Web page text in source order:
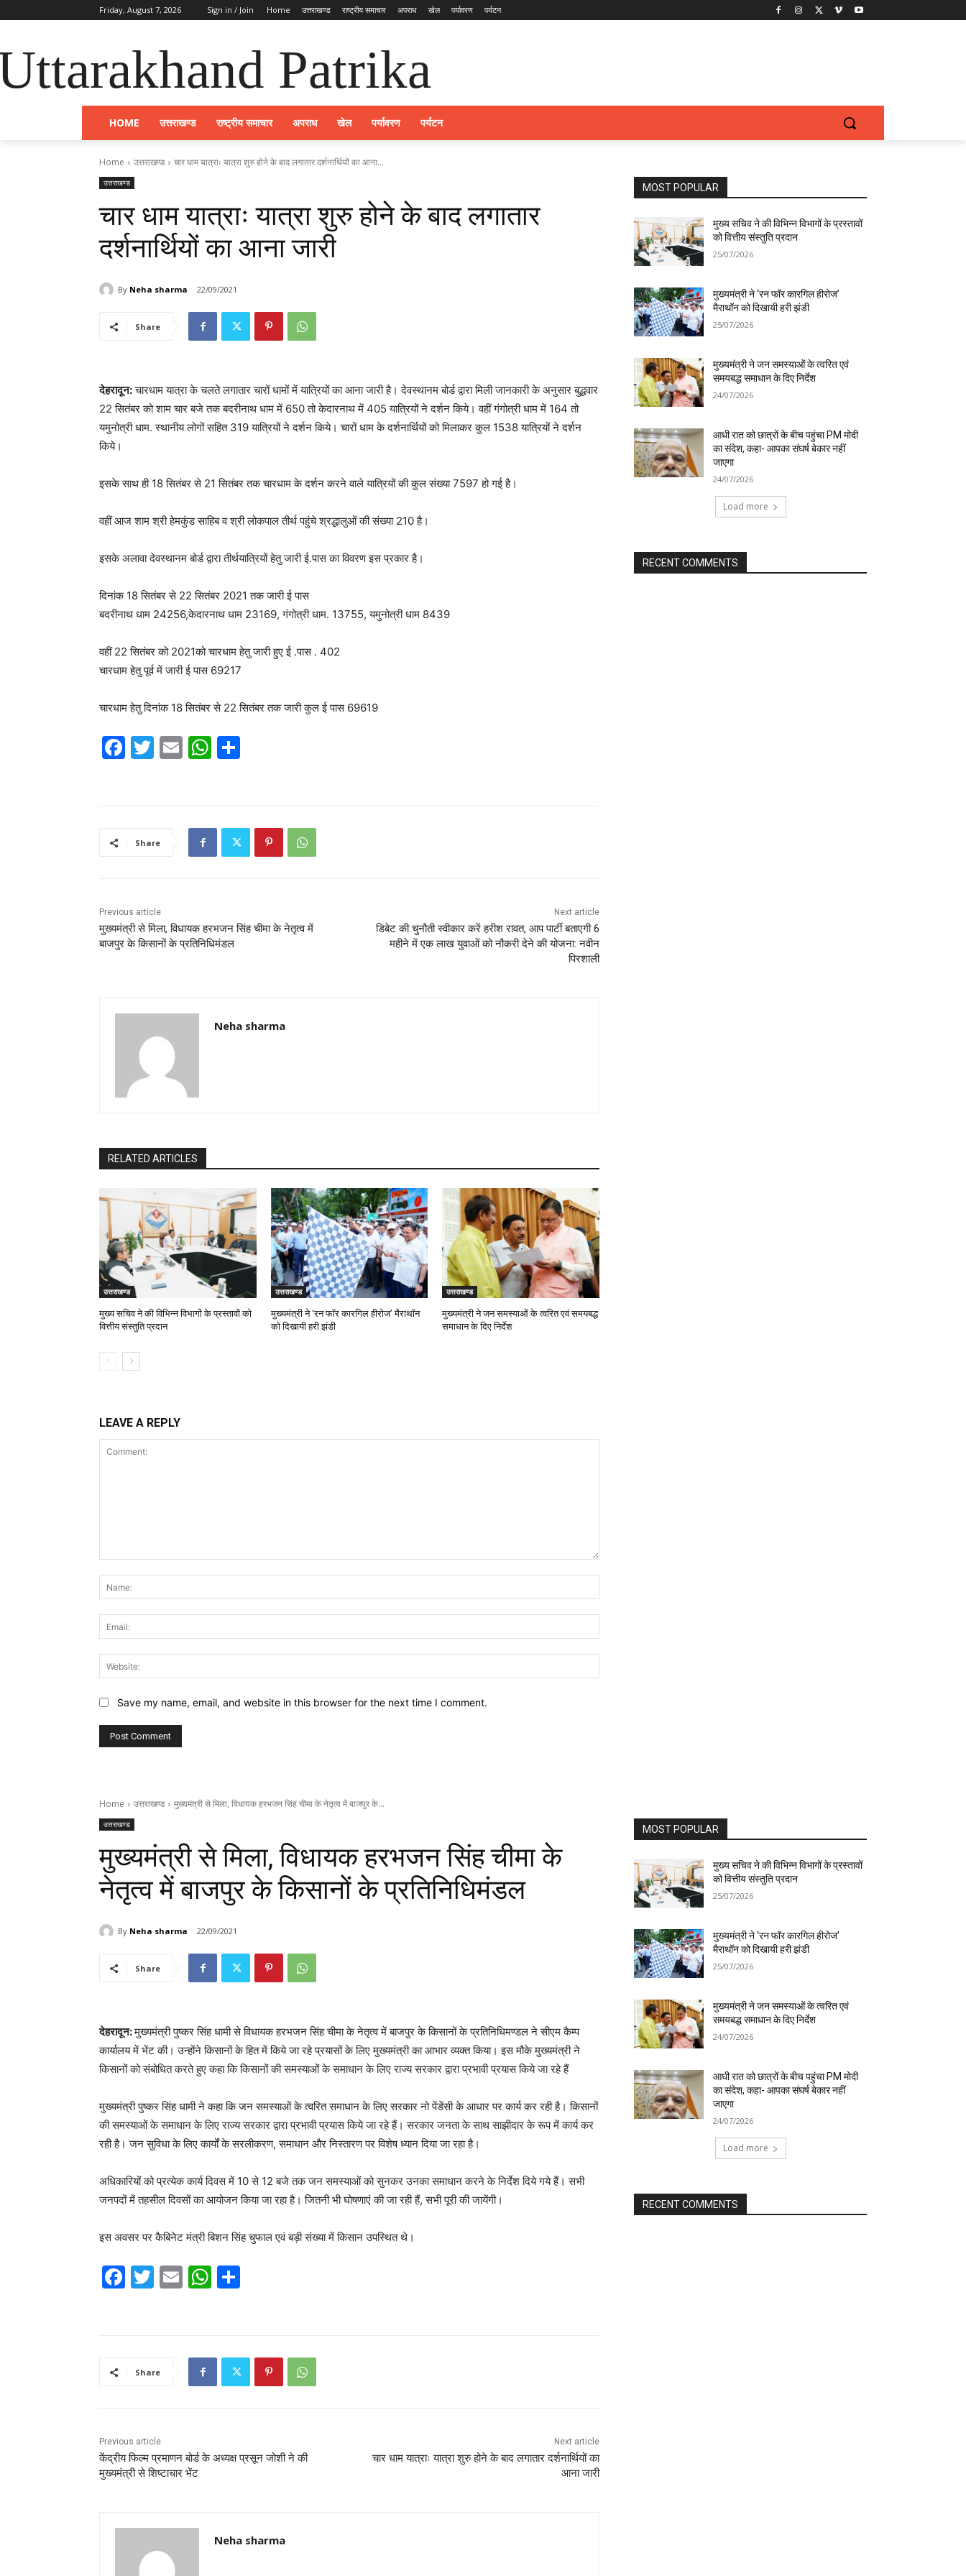
Friday, August 7, 2026 Sign in / Join Home उत्तराखण्ड राष्ट्रीय समाचार अपराध खेल पर्यावरण पर्यटन
Patrika
HOME उत्तराखण्ड राष्ट्रीय समाचार अपराध खेल पर्यावरण पर्यटन
Home उत्तराखण्ड चार धाम यात्राः यात्रा शुरु होने के बाद लगातार दर्शनार्थियों का आना...
उत्तराखण्ड
चार धाम यात्राः यात्रा शुरु होने के बाद लगातार
दर्शनार्थियों का आना जारी
By Neha sharma 22/09/2021
Share
देहरादून:चारधाम यात्रा के चलते लगातार चारों धामों में यात्रियों का आना जारी है। देवस्थानम बोर्ड द्वारा मिली जानकारी के अनुसार बुद्धवार
22 सितंबर को शाम चार बजे तक बदरीनाथ धाम में 650 तो केदारनाथ में 405 यात्रियों ने दर्शन किये। वहीं गंगोत्री धाम में 164 तो
यमुनोत्री धाम. स्थानीय लोगों सहित 319 यात्रियों ने दर्शन किये। चारों धाम के दर्शनार्थियों को मिलाकर कुल 1538 यात्रियों ने दर्शन
किये।
इसके साथ ही 18 सितंबर से 21 सितंबर तक चारधाम के दर्शन करने वाले यात्रियों की कुल संख्या 7597 हो गई है।
वहीं आज शाम श्री हेमकुंड साहिब व श्री लोकपाल तीर्थ पहुंचे श्रद्धालुओं की संख्या 210 है।
इसके अलावा देवस्थानम बोर्ड द्वारा तीर्थयात्रियों हेतु जारी ई.पास का विवरण इस प्रकार है।
दिनांक 18 सितंबर से 22 सितंबर 2021 तक जारी ई पास
बदरीनाथ धाम 24256,केदारनाथ धाम 23169, गंगोत्री धाम. 13755, यमुनोत्री धाम 8439
वहीं 22 सितंबर को 2021को चारधाम हेतु जारी हुए ई .पास . 402
चारधाम हेतु पूर्व में जारी ई पास 69217
चारधाम हेतु दिनांक 18 सितंबर से 22 सितंबर तक जारी कुल ई पास 69619
F
b
k
T
E
W
A
p
Share
Previous article
मुख्यमंत्री से मिला, विधायक हरभजन सिंह चीमा के नेतृत्व में
बाजपुर के किसानों के प्रतिनिधिमंडल
Next article
डिबेट की चुनौती स्वीकार करें हरीश रावत, आप पार्टी बताएगी 6
महीने में एक लाख युवाओं को नौकरी देने की योजना: नवीन
पिरशाली
Neha sharma
RELATED ARTICLES
उत्तराखण्ड
मुख्य सचिव ने की विभिन्न विभागों के प्रस्तावों को
वित्तीय संस्तुति प्रदान
उत्तराखण्ड
मुख्यमंत्री ने ‘रन फॉर कारगिल हीरोज’ मैराथॉन
को दिखायी हरी झंडी
उत्तराखण्ड
मुख्यमंत्री ने जन समस्याओं के त्वरित एवं समयबद्ध
समाधान के दिए निर्देश
LEAVE A REPLY
Save my name, email, and website in this browser for the next time I comment.
MOST POPULAR
मुख्य सचिव ने की विभिन्न विभागों के प्रस्तावों
को वित्तीय संस्तुति प्रदान
25/07/2026
मुख्यमंत्री ने ‘रन फॉर कारगिल हीरोज’
मैराथॉन को दिखायी हरी झंडी
25/07/2026
मुख्यमंत्री ने जन समस्याओं के त्वरित एवं
समयबद्ध समाधान के दिए निर्देश
24/07/2026
आधी रात को छात्रों के बीच पहुंचा PM मोदी
का संदेश, कहा- आपका संघर्ष बेकार नहीं
जाएगा
24/07/2026
Load more
RECENT COMMENTS